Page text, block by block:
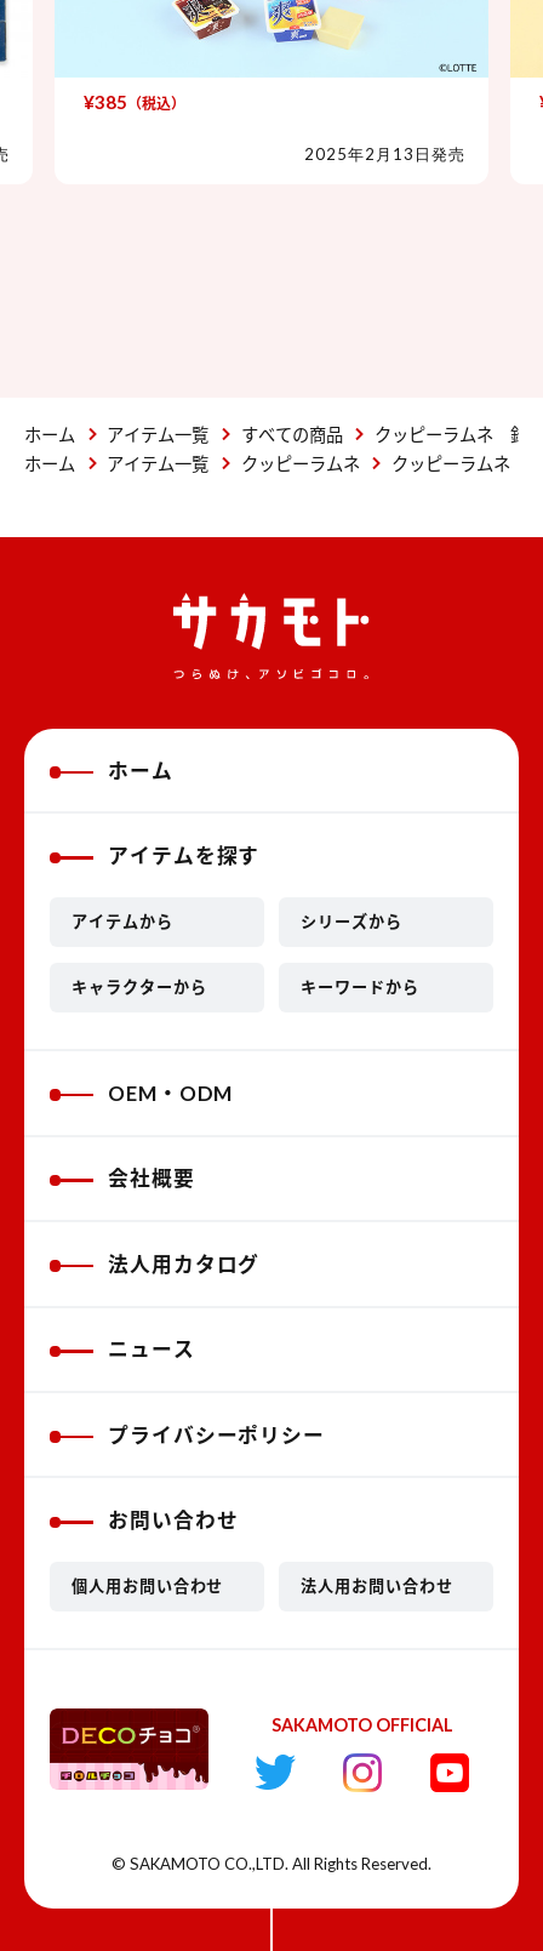
爽 シークレットアイス消しゴム
¥385 （税込）
2025年2月13日発売
ホーム アイテム一覧 すべての商品
クッピーラムネ 鉛
ホーム
アイテム一覧 クッピーラムネ クッピーラムネ
ホーム
アイテムを探す
アイテムから シリーズから
キャラクターから キーワードから
OEM・ODM
会社概要
法人用カタログ
ニュース
プライバシーポリシー
お問い合わせ
個人用お問い合わせ 法人用お問い合わせ
SAKAMOTO OFFICIAL
© SAKAMOTO CO.,LTD. All Rights Reserved.